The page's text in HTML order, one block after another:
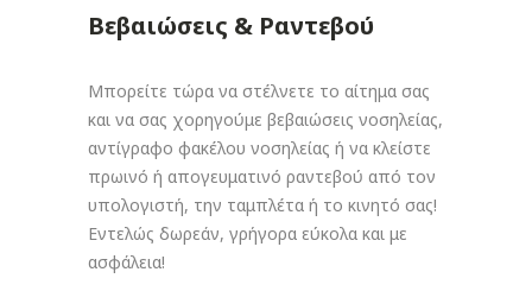
Βεβαιώσεις & Ραντεβού
Μπορείτε τώρα να στέλνετε το αίτημα σας
και να σας χορηγούμε βεβαιώσεις νοσηλείας,
αντίγραφο φακέλου νοσηλείας ή να κλείστε
πρωινό ή απογευματινό ραντεβού από τον
υπολογιστή, την ταμπλέτα ή το κινητό σας!
Εντελώς δωρεάν, γρήγορα εύκολα και με
ασφάλεια!